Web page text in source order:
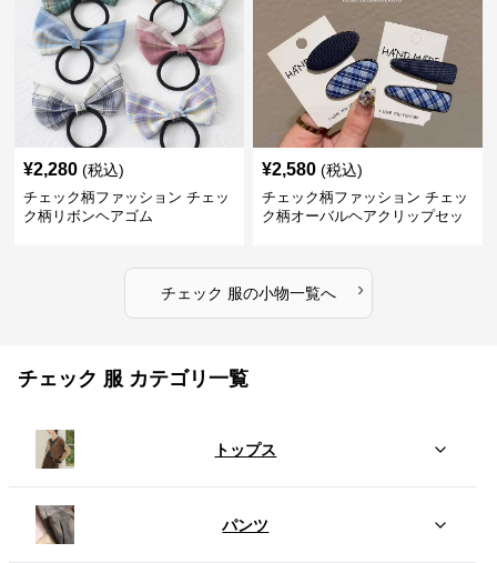
¥2,280 (税込)
チェック柄ファッション チェッ
ク柄リボンヘアゴム
¥2,580 (税込)
チェック柄ファッション チェッ
ク柄オーバルヘアクリップセッ
チェック 服の小物一覧へ ›
チェック 服 カテゴリ一覧
トップス
パンツ